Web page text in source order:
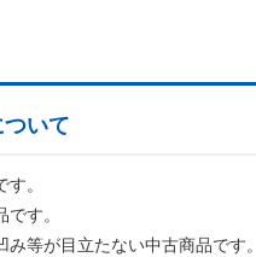
いて
。
です。
み等が目立たない中古商品です。